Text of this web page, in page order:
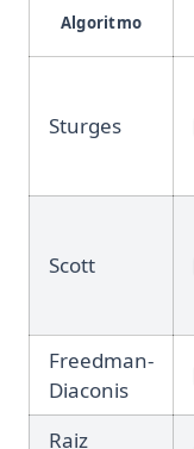
Algoritmo
Sturges
Scott
Freedman-
Diaconis
Raiz